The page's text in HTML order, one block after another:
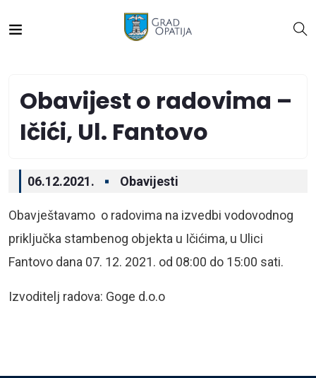
Obavijest o radovima –
Ičići, Ul. Fantovo
06.12.2021. Obavijesti
Obavještavamo o radovima na izvedbi vodovodnog
priključka stambenog objekta u Ičićima, u Ulici
Fantovo dana 07. 12. 2021. od 08:00 do 15:00 sati.
Izvoditelj radova: Goge d.o.o